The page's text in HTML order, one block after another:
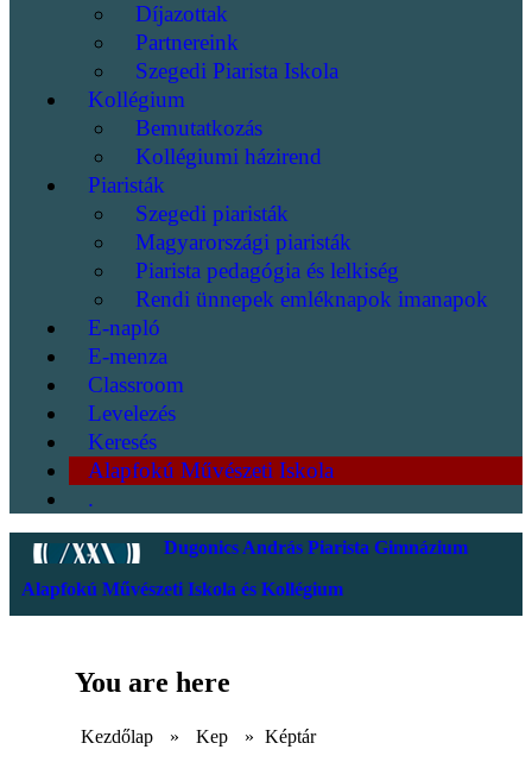
Díjazottak
Partnereink
Szegedi Piarista Iskola
Kollégium
Bemutatkozás
Kollégiumi házirend
Piaristák
Szegedi piaristák
Magyarországi piaristák
Piarista pedagógia és lelkiség
Rendi ünnepek emléknapok imanapok
E-napló
E-menza
Classroom
Levelezés
Keresés
Alapfokú Művészeti Iskola
.
Dugonics András Piarista Gimnázium
Alapfokú Művészeti Iskola és Kollégium
You are here
Kezdőlap » Kep » Képtár